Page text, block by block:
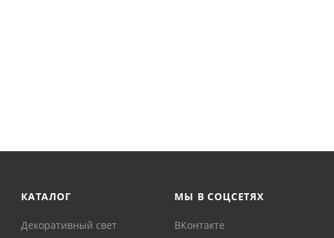
КАТАЛОГ
Декоративный свет
МЫ В СОЦСЕТЯХ
ВКонтакте